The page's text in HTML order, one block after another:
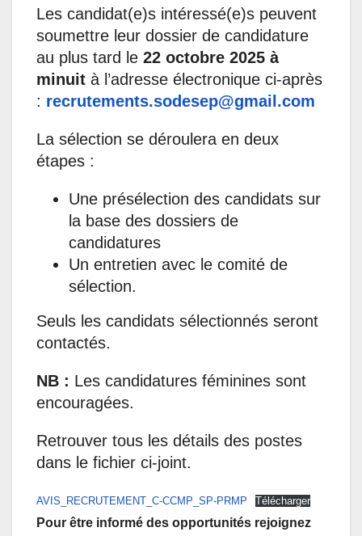
Les candidat(e)s intéressé(e)s peuvent
soumettre leur dossier de candidature
au plus tard le 22 octobre 2025 à
minuit à l’adresse électronique ci-après
: recrutements.sodesep@gmail.com
La sélection se déroulera en deux
étapes :
Une présélection des candidats sur
la base des dossiers de
candidatures
Un entretien avec le comité de
sélection.
Seuls les candidats sélectionnés seront
contactés.
NB : Les candidatures féminines sont
encouragées.
Retrouver tous les détails des postes
dans le fichier ci-joint.
AVIS_RECRUTEMENT_C-CCMP_SP-PRMP Télécharger
Pour être informé des opportunités rejoignez